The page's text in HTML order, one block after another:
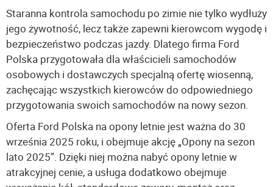
Staranna kontrola samochodu po zimie nie tylko wydłuży
jego żywotność, lecz także zapewni kierowcom wygodę i
bezpieczeństwo podczas jazdy. Dlatego firma Ford
Polska przygotowała dla właścicieli samochodów
osobowych i dostawczych specjalną ofertę wiosenną,
zachęcając wszystkich kierowców do odpowiedniego
przygotowania swoich samochodów na nowy sezon.
Oferta Ford Polska na opony letnie jest ważna do 30
września 2025 roku, i obejmuje akcję „Opony na sezon
lato 2025”. Dzięki niej można nabyć opony letnie w
atrakcyjnej cenie, a usługa dodatkowo obejmuje